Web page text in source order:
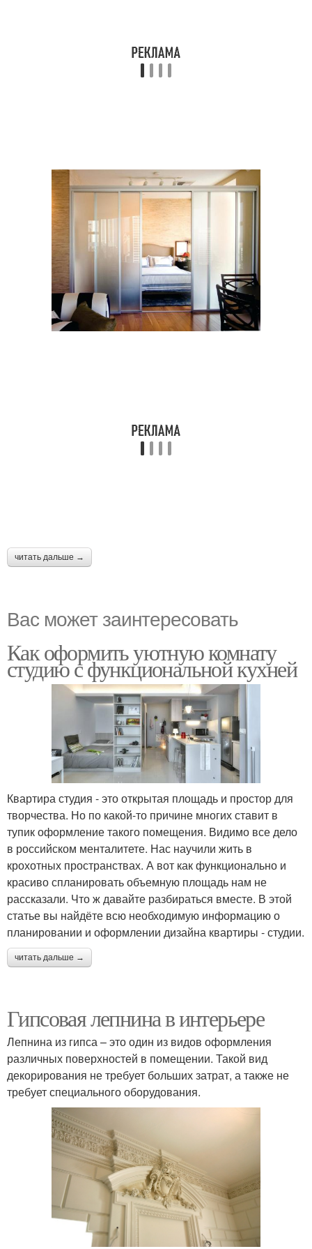
читать дальше →
Вас может заинтересовать
Как оформить уютную комнату
студию с функциональной кухней
Квартира студия - это открытая площадь и простор для
творчества. Но по какой-то причине многих ставит в
тупик оформление такого помещения. Видимо все дело
в российском менталитете. Нас научили жить в
крохотных пространствах. А вот как функционально и
красиво спланировать объемную площадь нам не
рассказали. Что ж давайте разбираться вместе. В этой
статье вы найдёте всю необходимую информацию о
планировании и оформлении дизайна квартиры - студии.
читать дальше →
Гипсовая лепнина в интерьере
Лепнина из гипса – это один из видов оформления
различных поверхностей в помещении. Такой вид
декорирования не требует больших затрат, а также не
требует специального оборудования.